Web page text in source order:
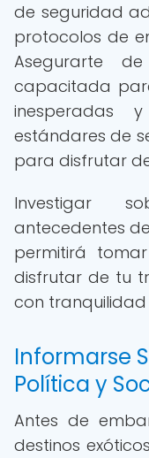
de seguridad
protocolos de
Asegurarte
capacitada
inesperadas
estándares de
para disfrutar
Investigar
antecedentes
permitirá
disfrutar de tu
con tranquilidad
Informarse
Política y
Antes de
destinos